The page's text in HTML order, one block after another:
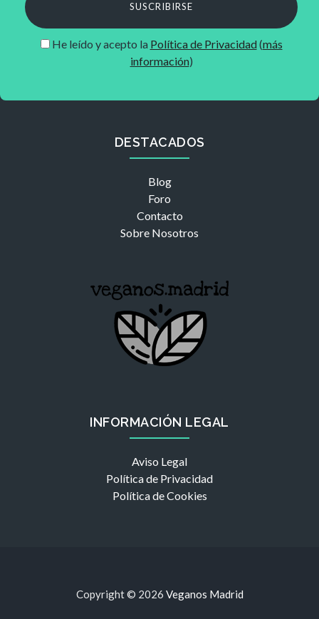
SUSCRIBIRSE
He leído y acepto la Política de Privacidad(más
información)
DESTACADOS
Blog
Foro
Contacto
Sobre Nosotros
INFORMACIÓN LEGAL
Aviso Legal
Política de Privacidad
Política de Cookies
Copyright © 2026 Veganos Madrid